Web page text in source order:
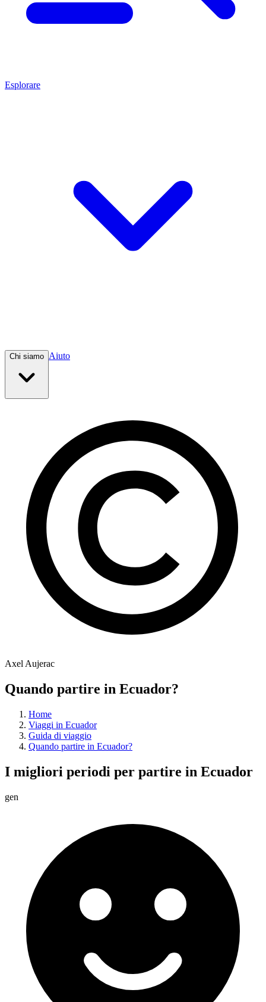
Esplorare
Chi siamo Aiuto
Axel Aujerac
Quando partire in Ecuador?
Home
Viaggi in Ecuador
Guida di viaggio
Quando partire in Ecuador?
I migliori periodi per partire in Ecuador
gen